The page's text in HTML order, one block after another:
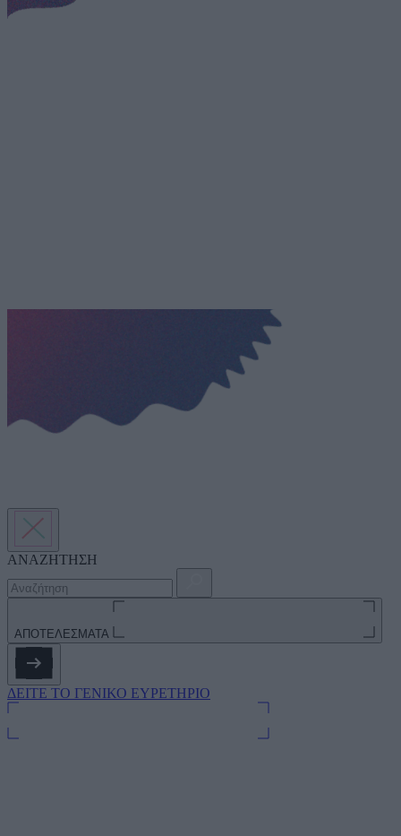
ΑΝΑΖΗΤΗΣΗ
ΑΠΟΤΕΛΕΣΜΑΤΑ
ΔΕΙΤΕ ΤΟ ΓΕΝΙΚΟ ΕΥΡΕΤΗΡΙΟ